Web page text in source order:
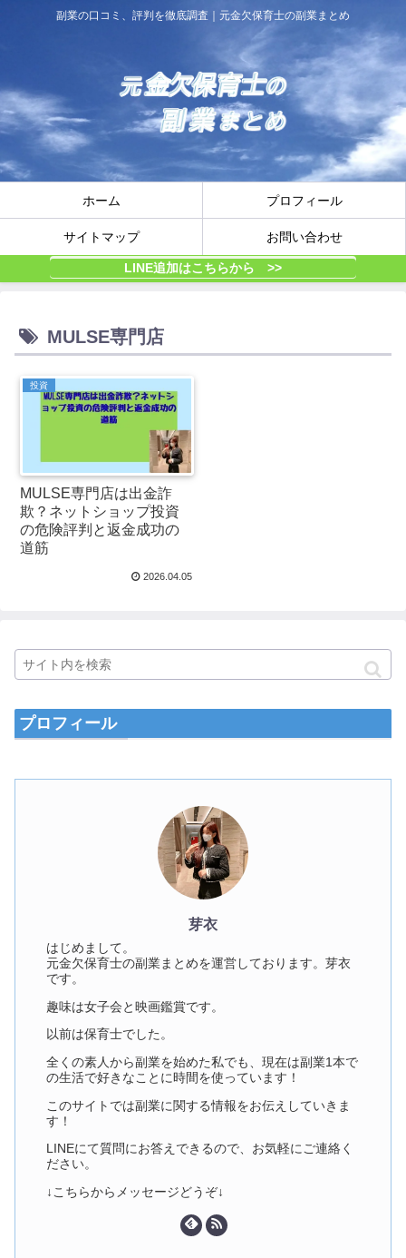
副業の口コミ、評判を徹底調査｜元金欠保育士の副業まとめ
ホーム プロフィール
サイトマップ お問い合わせ
LINE追加はこちらから >>
MULSE専門店
投資
MULSE専門店は出金詐
欺？ネットショップ投資
の危険評判と返金成功の
道筋
2026.04.05
プロフィール
芽衣
はじめまして。
元金欠保育士の副業まとめを運営しております。芽衣
です。
趣味は女子会と映画鑑賞です。
以前は保育士でした。
全くの素人から副業を始めた私でも、現在は副業1本で
の生活で好きなことに時間を使っています！
このサイトでは副業に関する情報をお伝えしていきま
す！
LINEにて質問にお答えできるので、お気軽にご連絡く
ださい。
↓こちらからメッセージどうぞ↓